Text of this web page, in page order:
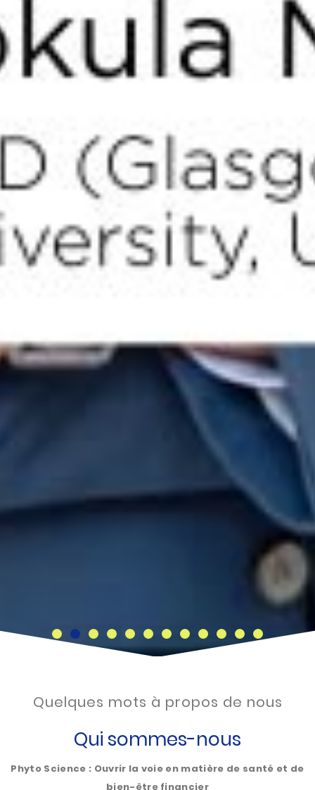
Quelques mots à propos de nous
Qui sommes-nous
Phyto Science : Ouvrir la voie en matière de santé et de
bien-être financier